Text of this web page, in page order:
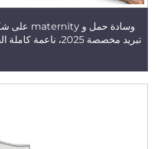
تبريد مخصصة 2025، ناعمة كاملة الجسم من المخمل لحوامل